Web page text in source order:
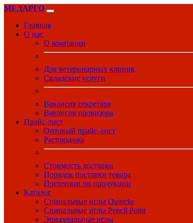
МЕДАРГО
Главная
О нас
О компании
Для ветеринарных клиник
Складские услуги
Вакансия секретаря
Вакансия провизора
Прайс-лист
Оптовый прайс-лист
Распродажа
Стоимость доставки
Порядок поставки товара
Претензии по продукции
Каталог
Спинальные иглы Quincke
Спинальные иглы Pencil Point
Эпидуральные иглы